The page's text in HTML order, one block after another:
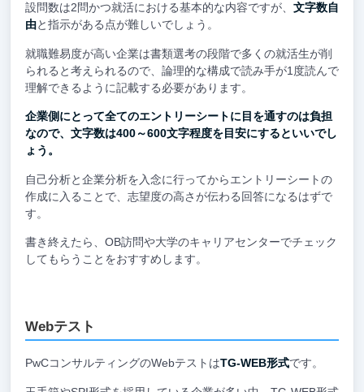
設問数は2問かつ就活における基本的な内容ですが、 文字数自
由と指示がある点が難しいでしょう。
就職難易度が高い企業は書類選考の段階で多くの就活生が削
られると考えられるので、論理的な構成で読み手が1度読んで
理解できるように記載する必要があります。
企業側にとって全てのエントリーシートに目を通すのは負担
なので、文字数は400～600文字程度を目安にするといいでし
ょう。
自己分析と企業分析を入念に行ってからエントリーシートの
作成に入ることで、志望度の高さが伝わる回答になるはずで
す。
書き終えたら、OB訪問や大学のキャリアセンターでチェック
してもらうことをおすすめします。
Webテスト
PwCコンサルティングのWebテストはTG-WEB形式です。